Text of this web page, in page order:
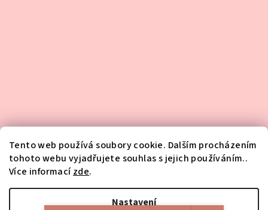
Tento web používá soubory cookie. Dalším procházením
tohoto webu vyjadřujete souhlas s jejich používáním..
Více informacízde.
Nastavení